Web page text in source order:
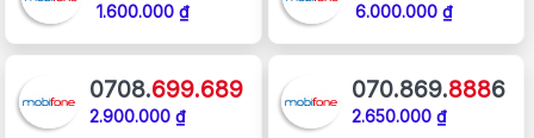
1.600.000 ₫ 6.000.000 ₫
0708.699.689
2.900.000 ₫
070.869.8886
2.650.000 ₫